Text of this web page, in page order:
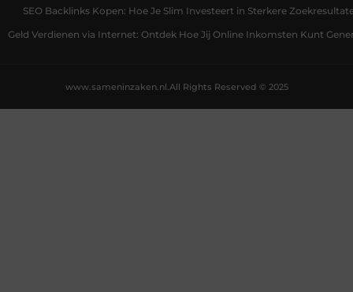
SEO Backlinks Kopen: Hoe Je Slim Investeert in Sterkere
Geld Verdienen via Internet: Ontdek Hoe Jij Online Inkomsten Kunt
All Rights Reserved © 2025
www.sameninzaken.nl.